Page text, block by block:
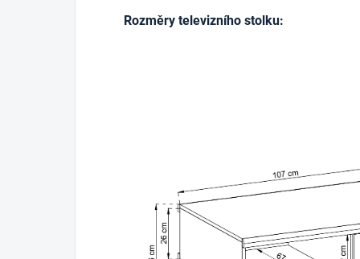
Rozměry televizního stolku: